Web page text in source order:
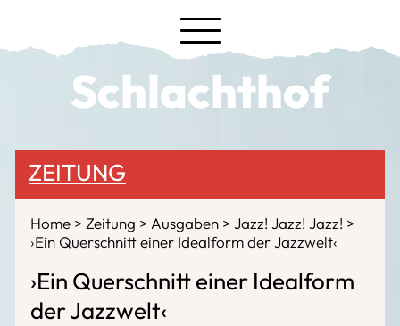
Schlachthof
ZEITUNG
Home Zeitung Ausgaben
Jazz! Jazz! Jazz!
›Ein Querschnitt einer Idealform der Jazzwelt‹
›Ein Querschnitt einer Idealform
der Jazzwelt‹